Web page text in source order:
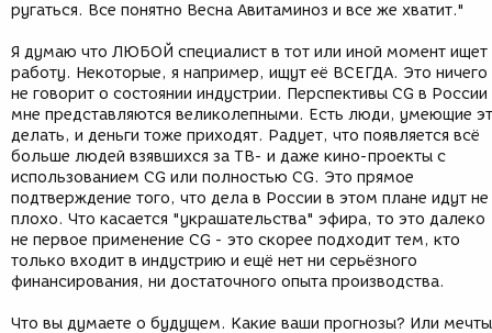
ругаться. Все понятно Весна Авитаминоз и все же хватит."
Я думаю что ЛЮБОЙ специалист в тот или иной момент ищет
работу. Некоторые, я например, ищут её ВСЕГДА. Это ничего
не говорит о состоянии индустрии. Перспективы CG в России
мне представляются великолепными. Есть люди, умеющие
делать, и деньги тоже приходят. Радует, что появляется всё
больше людей взявшихся за ТВ- и даже кино-проекты с
использованием CG или полностью CG. Это прямое
подтверждение того, что дела в России в этом плане идут не
плохо. Что касается "украшательства" эфира, то это далеко
не первое применение CG - это скорее подходит тем, кто
только входит в индустрию и ещё нет ни серьёзного
финансирования, ни достаточного опыта производства.
Что вы думаете о будущем. Какие ваши прогнозы? Или